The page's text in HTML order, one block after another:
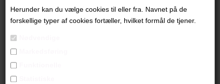
Herunder kan du vælge cookies til eller fra. Navnet på de
forskellige typer af cookies fortæller, hvilket formål de tjener.